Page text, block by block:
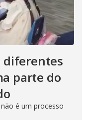
diferentes
parte do
é um processo